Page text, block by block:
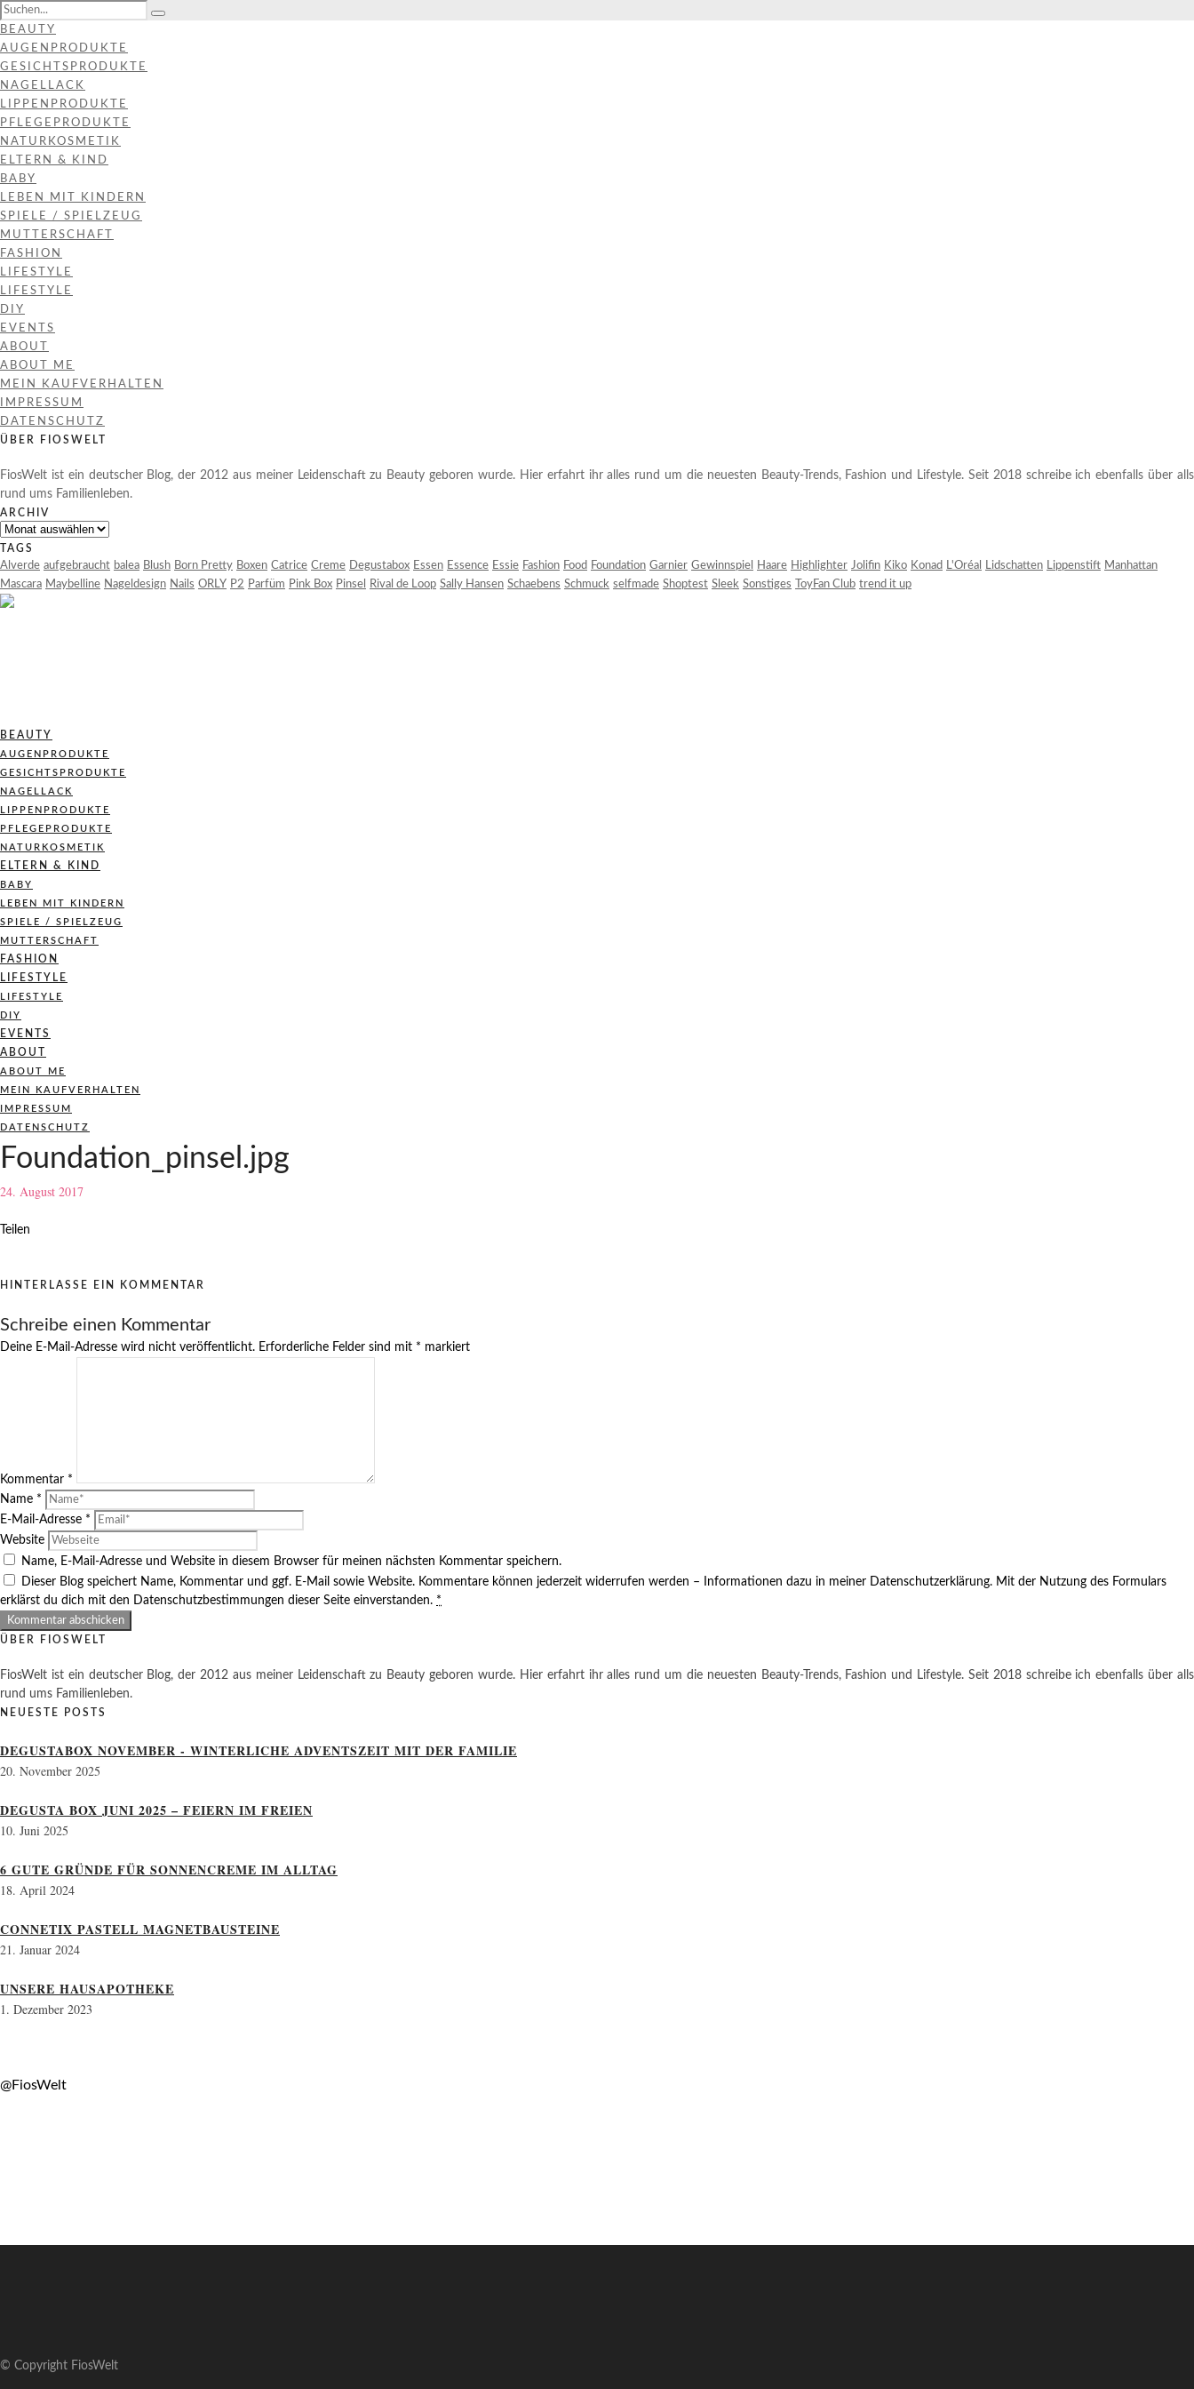
BEAUTY
AUGENPRODUKTE
GESICHTSPRODUKTE
NAGELLACK
LIPPENPRODUKTE
PFLEGEPRODUKTE
NATURKOSMETIK
ELTERN & KIND
BABY
LEBEN MIT KINDERN
SPIELE / SPIELZEUG
MUTTERSCHAFT
FASHION
LIFESTYLE
LIFESTYLE
DIY
EVENTS
ABOUT
ABOUT ME
MEIN KAUFVERHALTEN
IMPRESSUM
DATENSCHUTZ
ÜBER FIOSWELT
FiosWelt ist ein deutscher Blog, der 2012 aus meiner Leidenschaft zu Beauty geboren wurde. Hier erfahrt ihr alles rund um die neuesten Beauty-Trends, Fashion und Lifestyle. Seit 2018 schreibe ich ebenfalls über alls
rund ums Familienleben.
ARCHIV
Archiv
TAGS
Alverde aufgebraucht balea Blush Born Pretty Boxen Catrice Creme Degustabox Essen Essence Essie Fashion Food Foundation Garnier Gewinnspiel Haare Highlighter Jolifin Kiko Konad L'Oréal Lidschatten Lippenstift Manhattan
Mascara Maybelline Nageldesign Nails ORLY P2 Parfüm Pink Box Pinsel Rival de Loop Sally Hansen Schaebens Schmuck selfmade Shoptest Sleek Sonstiges ToyFan Club trend it up
BEAUTY
AUGENPRODUKTE
GESICHTSPRODUKTE
NAGELLACK
LIPPENPRODUKTE
PFLEGEPRODUKTE
NATURKOSMETIK
ELTERN & KIND
BABY
LEBEN MIT KINDERN
SPIELE / SPIELZEUG
MUTTERSCHAFT
FASHION
LIFESTYLE
LIFESTYLE
DIY
EVENTS
ABOUT
ABOUT ME
MEIN KAUFVERHALTEN
IMPRESSUM
DATENSCHUTZ
Foundation_pinsel.jpg
24. August 2017
Teilen
HINTERLASSE EIN KOMMENTAR
Schreibe einen Kommentar
Deine E-Mail-Adresse wird nicht veröffentlicht. Erforderliche Felder sind mit * markiert
Kommentar *
Name *
E-Mail-Adresse *
Website
Name, E-Mail-Adresse und Website in diesem Browser für meinen nächsten Kommentar speichern.
Dieser Blog speichert Name, Kommentar und ggf. E-Mail sowie Website. Kommentare können jederzeit widerrufen werden – Informationen dazu in meiner Datenschutzerklärung. Mit der Nutzung des Formulars
erklärst du dich mit den Datenschutzbestimmungen dieser Seite einverstanden. *
ÜBER FIOSWELT
FiosWelt ist ein deutscher Blog, der 2012 aus meiner Leidenschaft zu Beauty geboren wurde. Hier erfahrt ihr alles rund um die neuesten Beauty-Trends, Fashion und Lifestyle. Seit 2018 schreibe ich ebenfalls über alls
rund ums Familienleben.
NEUESTE POSTS
DEGUSTABOX NOVEMBER - WINTERLICHE ADVENTSZEIT MIT DER FAMILIE
20. November 2025
DEGUSTA BOX JUNI 2025 – FEIERN IM FREIEN
10. Juni 2025
6 GUTE GRÜNDE FÜR SONNENCREME IM ALLTAG
18. April 2024
CONNETIX PASTELL MAGNETBAUSTEINE
21. Januar 2024
UNSERE HAUSAPOTHEKE
1. Dezember 2023
@FiosWelt
© Copyright FiosWelt